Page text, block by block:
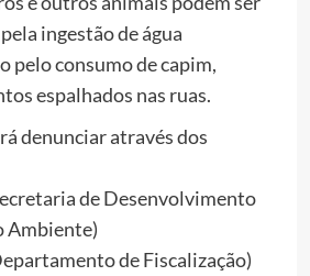
ingestão de água
pelo consumo de capim,
espalhados nas ruas.
denunciar através dos
de Desenvolvimento
Ambiente)
de Fiscalização)